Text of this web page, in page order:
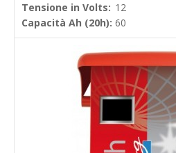
Tensione in Volts: 12
Capacità Ah (20h): 60